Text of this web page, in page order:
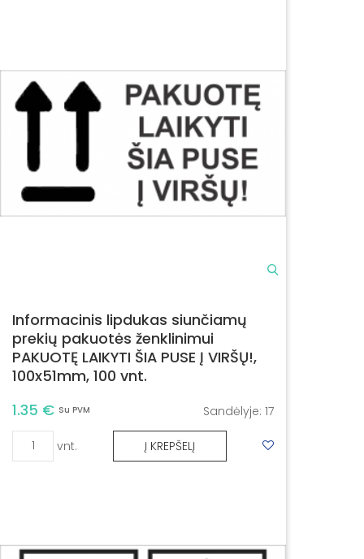
Informacinis lipdukas siunčiamų
prekių pakuotės ženklinimui
PAKUOTĘ LAIKYTI ŠIA PUSE Į VIRŠŲ!,
100x51mm, 100 vnt.
1.35 € Su PVM Sandėlyje: 17
vnt. Į KREPŠELĮ